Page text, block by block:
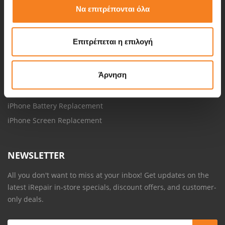
Να επιτρέπονται όλα
Επιτρέπεται η επιλογή
Άρνηση
Tablet repairs
Motherboard repair
iPhone Battery Replacement
iPhone Screen Replacement
NEWSLETTER
All you don't want to miss at your inbox! Get updates on the
latest iRepair in-store specials, discount offers, and customer-
only deals.